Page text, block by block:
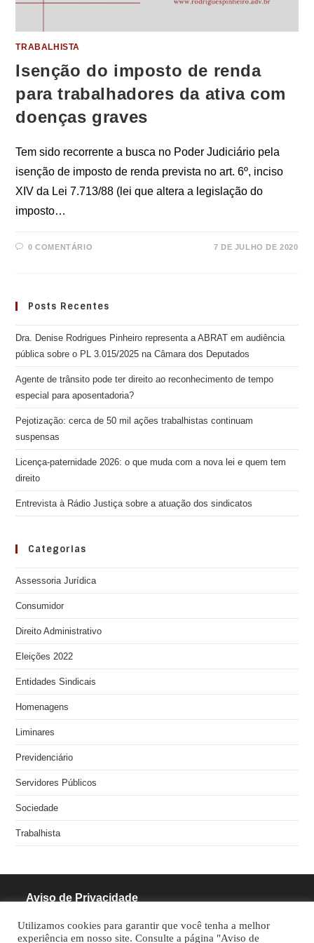
TRABALHISTA
Isenção do imposto de renda
para trabalhadores da ativa com
doenças graves
Tem sido recorrente a busca no Poder Judiciário pela
isenção de imposto de renda prevista no art. 6º, inciso
XIV da Lei 7.713/88 (lei que altera a legislação do
imposto…
0 COMENTÁRIO 7 DE JULHO DE 2020
Posts Recentes
Dra. Denise Rodrigues Pinheiro representa a ABRAT em audiência
pública sobre o PL 3.015/2025 na Câmara dos Deputados
Agente de trânsito pode ter direito ao reconhecimento de tempo
especial para aposentadoria?
Pejotização: cerca de 50 mil ações trabalhistas continuam
suspensas
Licença-paternidade 2026: o que muda com a nova lei e quem tem
direito
Entrevista à Rádio Justiça sobre a atuação dos sindicatos
Categorias
Assessoria Jurídica
Consumidor
Direito Administrativo
Eleições 2022
Entidades Sindicais
Homenagens
Liminares
Previdenciário
Servidores Públicos
Sociedade
Trabalhista
Aviso de Privacidade
RODRIGUES PINHEIRO ADVOCACIA S/S
Utilizamos cookies para garantir que você tenha a melhor
experiência em nosso site. Consulte a página "Aviso de